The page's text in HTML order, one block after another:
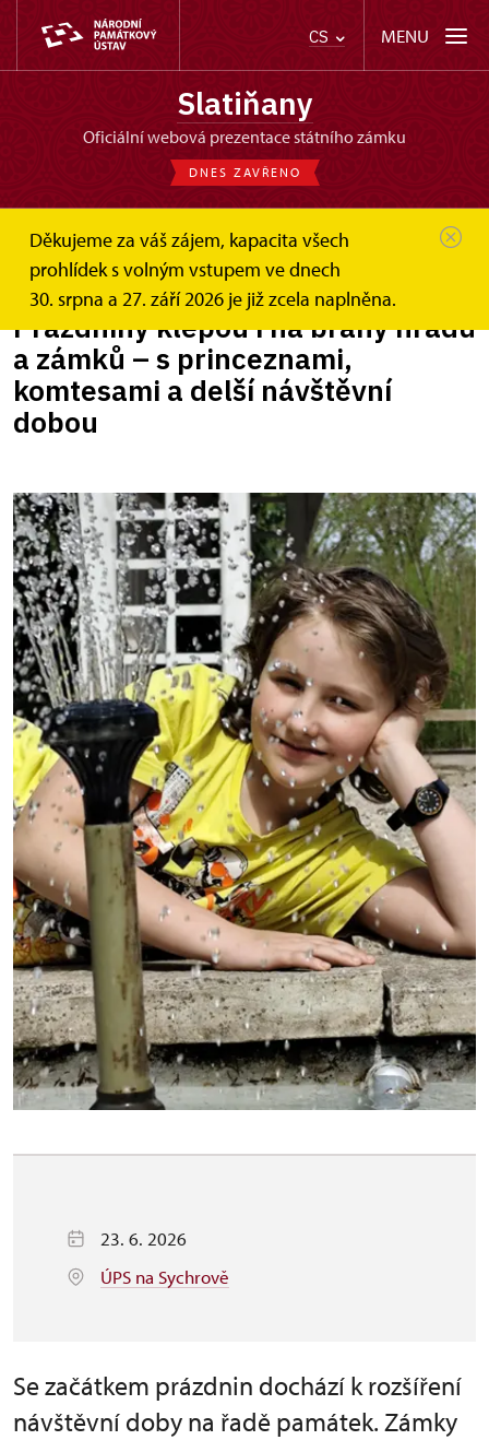
CS MENU
Slatiňany
oficiální webová prezentace státního zámku
DNES ZAVŘENO
Děkujeme za váš zájem, kapacita všech
prohlídek s volným vstupem ve dnech
30. srpna a 27. září 2026 je již zcela naplněna.
Slatiňany Zprávy Prázdniny klepou i na brány hradů a...
Prázdniny klepou i na brány hradů
a zámků – s princeznami,
komtesami a delší návštěvní
dobou
23. 6. 2026
ÚPS na Sychrově
Se začátkem prázdnin dochází k rozšíření
návštěvní doby na řadě památek. Zámky